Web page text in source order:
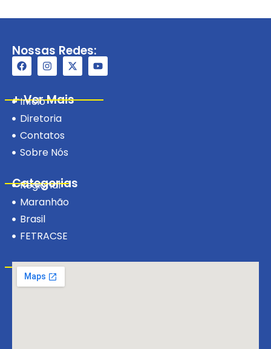
Nossas Redes:
+ Ver Mais
Início
Diretoria
Contatos
Sobre Nós
Categorias
Regional
Maranhão
Brasil
FETRACSE
Visite-nos!